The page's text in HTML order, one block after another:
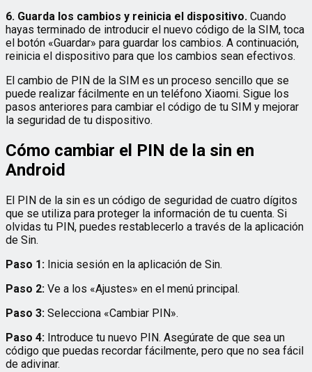
6. Guarda los cambios y reinicia el dispositivo. Cuando
hayas terminado de introducir el nuevo código de la SIM, toca
el botón «Guardar» para guardar los cambios. A continuación,
reinicia el dispositivo para que los cambios sean efectivos.
El cambio de PIN de la SIM es un proceso sencillo que se
puede realizar fácilmente en un teléfono Xiaomi. Sigue los
pasos anteriores para cambiar el código de tu SIM y mejorar
la seguridad de tu dispositivo.
Cómo cambiar el PIN de la sin en
Android
El PIN de la sin es un código de seguridad de cuatro dígitos
que se utiliza para proteger la información de tu cuenta. Si
olvidas tu PIN, puedes restablecerlo a través de la aplicación
de Sin.
Paso 1: Inicia sesión en la aplicación de Sin.
Paso 2: Ve a los «Ajustes» en el menú principal.
Paso 3: Selecciona «Cambiar PIN».
Paso 4: Introduce tu nuevo PIN. Asegúrate de que sea un
código que puedas recordar fácilmente, pero que no sea fácil
de adivinar.